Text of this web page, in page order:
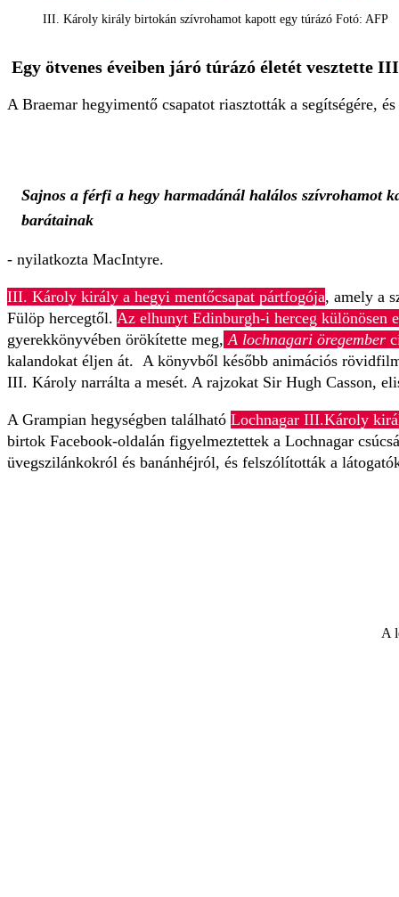
III. Károly király birtokán szívrohamot kapott egy túrázó Fotó: AFP
Egy ötvenes éveiben járó túrázó életét vesztette
A Braemar hegyimentő csapatot riasztották a segítségére,
Sajnos a férfi a hegy harmadánál halálos szívrohamot
barátainak
- nyilatkozta MacIntyre.
III. Károly király a hegyi mentőcsapat pártfogója, amely a
Fülöp hercegtől. Az elhunyt Edinburgh-i herceg különösen
gyerekkönyvében örökítette meg, A lochnagari öregember
kalandokat éljen át. A könyvből később animációs
III. Károly narrálta a mesét. A rajzokat Sir Hugh Casson,
A Grampian hegységben található Lochnagar III.Károly
birtok Facebook-oldalán figyelmeztettek a Lochnagar
üvegszilánkokról és banánhéjról, és felszólították a
A